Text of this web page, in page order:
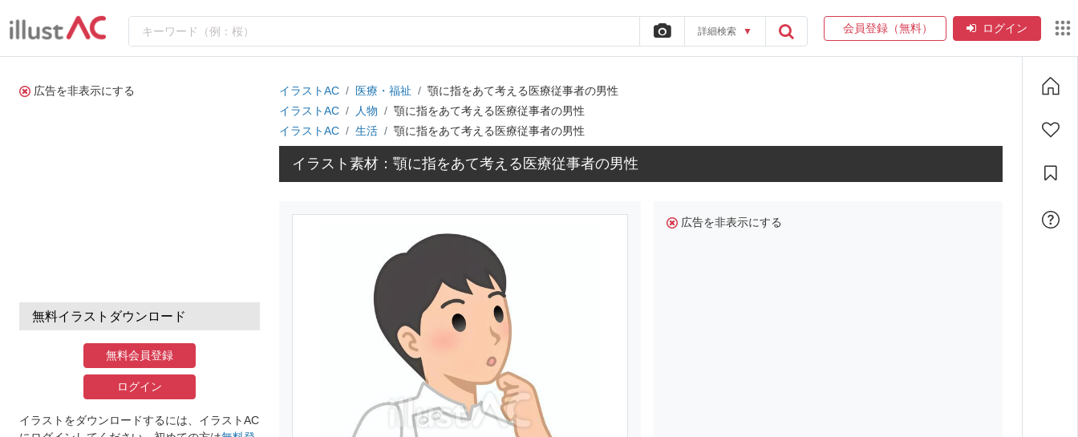
詳細検索 ▼ 会員登録（無料） ログイン
広告を非表示にする
無料イラストダウンロード
無料会員登録
ログイン
イラストをダウンロードするには、イラストAC
イラストAC 医療・福祉
顎に指をあて考える医療従事者の男性
イラストAC
人物
顎に指をあて考える医療従事者の男性
イラストAC
生活 顎に指をあて考える医療従事者の男性
イラスト素材：顎に指をあて考える医療従事者の男性
広告を非表示にする